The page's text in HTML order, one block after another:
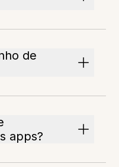
de
apps?